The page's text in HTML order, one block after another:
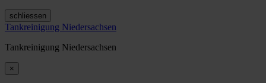
schliessen
Tankreinigung Niedersachsen
Tankreinigung Niedersachsen
×